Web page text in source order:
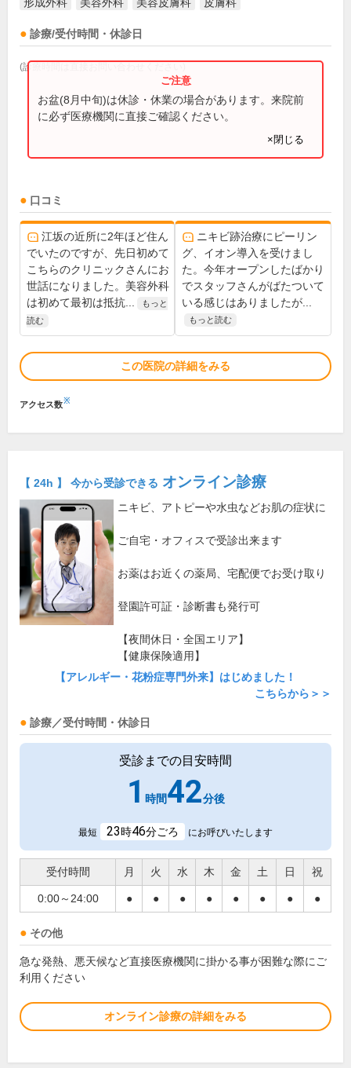
診療/受付時間・休診日
(診療時間は直接お問い合わせください)
お盆(8月中旬)は休診・休業の場合があります。来院前
に必ず医療機関に直接ご確認ください。
×閉じる
口コミ
江坂の近所に2年ほど住ん
でいたのですが、先日初めて
こちらのクリニックさんにお
世話になりました。美容外科
は初めて最初は抵抗...
もっと
読む
ニキビ跡治療にピーリン
グ、イオン導入を受けまし
た。今年オープンしたばかり
でスタッフさんがばたついて
いる感じはありましたが...
もっと読む
この医院の詳細をみる
アクセス数※
【 24h 】 今から受診できる オンライン診療
ニキビ、アトピーや水虫などお肌の症状に
ご自宅・オフィスで受診出来ます
お薬はお近くの薬局、宅配便でお受け取り
登園許可証・診断書も発行可
【夜間休日・全国エリア】
【健康保険適用】
【アレルギー・花粉症専門外来】はじめました！
こちらから＞＞
診療／受付時間・休診日
受診までの目安時間
1 時間42分後
最短 23時46分ごろ にお呼びいたします
受付時間 月 火 水 木 金 土 日 祝
0:00～24:00 ● ● ● ● ● ● ● ●
その他
急な発熱、悪天候など直接医療機関に掛かる事が困難な際にご
利用ください
オンライン診療の詳細をみる